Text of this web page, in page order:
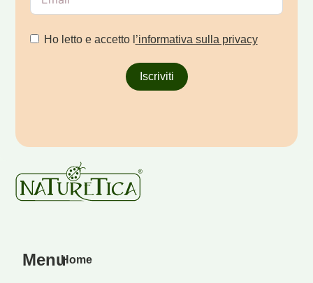
Ho letto e accetto l ’informativa sulla privacy
Iscriviti
MenuHome